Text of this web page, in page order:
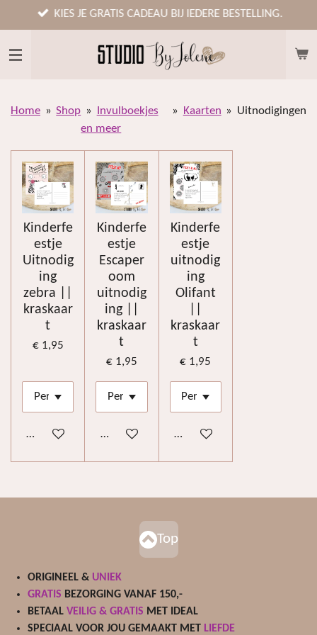
direct
naar
KIES JE GRATIS CADEAU BIJ IEDERE BESTELLING.
Home » Shop » Invulboekjes
en meer
» Kaarten » Uitnodigingen
Kinderfe
estje
Uitnodig
ing
zebra ||
kraskaar
t
€ 1,95
Bekijk details
Kinderfe
estje
Escaper
oom
uitnodig
ing ||
kraskaar
t
€ 1,95
Bekijk details
Kinderfe
estje
uitnodig
ing
Olifant
kraskaar
t
€ 1,95
Bekijk details
Top
ORIGINEEL & UNIEK
GRATIS BEZORGING VANAF 150,-
BETAAL VEILIG & GRATIS MET IDEAL
SPECIAAL VOOR JOU GEMAAKT MET LIEFDE